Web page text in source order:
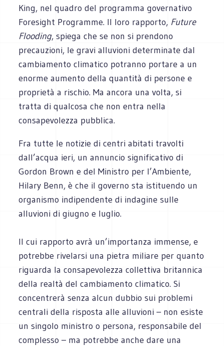
King, nel quadro del programma governativo
Foresight Programme. Il loro rapporto, Future
Flooding, spiega che se non si prendono
precauzioni, le gravi alluvioni determinate dal
cambiamento climatico potranno portare a un
enorme aumento della quantità di persone e
proprietà a rischio. Ma ancora una volta, si
tratta di qualcosa che non entra nella
consapevolezza pubblica.
Fra tutte le notizie di centri abitati travolti
dall’acqua ieri, un annuncio significativo di
Gordon Brown e del Ministro per l’Ambiente,
Hilary Benn, è che il governo sta istituendo un
organismo indipendente di indagine sulle
alluvioni di giugno e luglio.
Il cui rapporto avrà un’importanza immense, e
potrebbe rivelarsi una pietra miliare per quanto
riguarda la consapevolezza collettiva britannica
della realtà del cambiamento climatico. Si
concentrerà senza alcun dubbio sui problemi
centrali della risposta alle alluvioni – non esiste
un singolo ministro o persona, responsabile del
complesso – ma potrebbe anche dare una